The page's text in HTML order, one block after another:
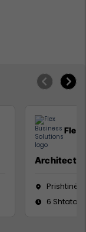
Flex
Architect
Prishtinë
6 Shtator